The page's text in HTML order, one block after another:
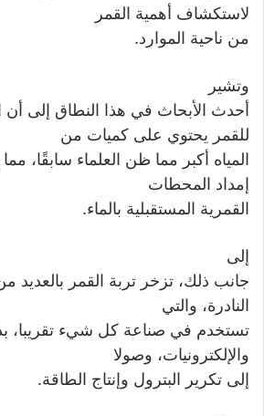
لاستكشاف أهمية القمر
من ناحية الموارد.
وتشير
أحدث الأبحاث في هذا النطاق إلى
للقمر يحتوي على كميات من
المياه أكبر مما ظن العلماء سابقًا،
إمداد المحطات
القمرية المستقبلية بالماء.
إلى
جانب ذلك، تزخر تربة القمر بالعديد
النادرة، والتي
تستخدم في صناعة كل شيء تقريبا،
والإلكترونيات، وصولا
إلى تكرير البترول وإنتاج الطاقة.